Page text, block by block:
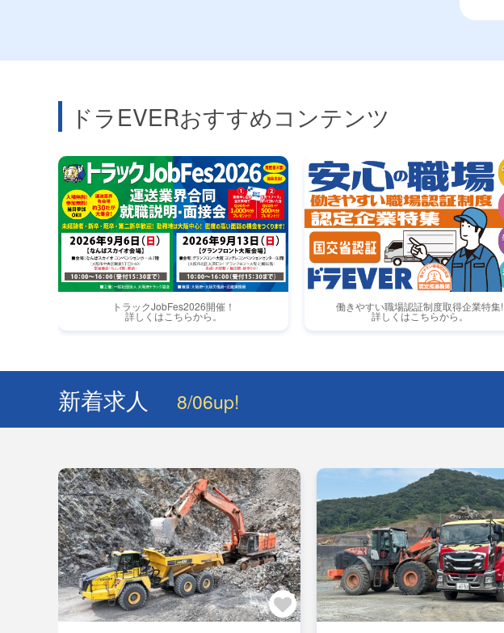
ドラEVERおすすめコンテンツ
トラックJobFes2026開催！
詳しくはこちらから。
働きやすい職場認証制度取得企業特集!
詳しくはこちらから。
新着求人 8/06up!